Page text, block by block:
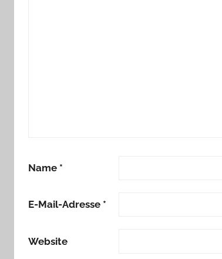
Name *
E-Mail-Adresse *
Website